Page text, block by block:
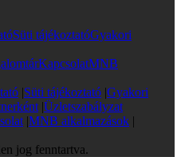
Süti tájékoztatóGyakori
KapcsolatMNB
|Süti tájékoztató |Gyakori
|Üzletszabályzat
|MNB alkalmazások |
jog fenntartva.